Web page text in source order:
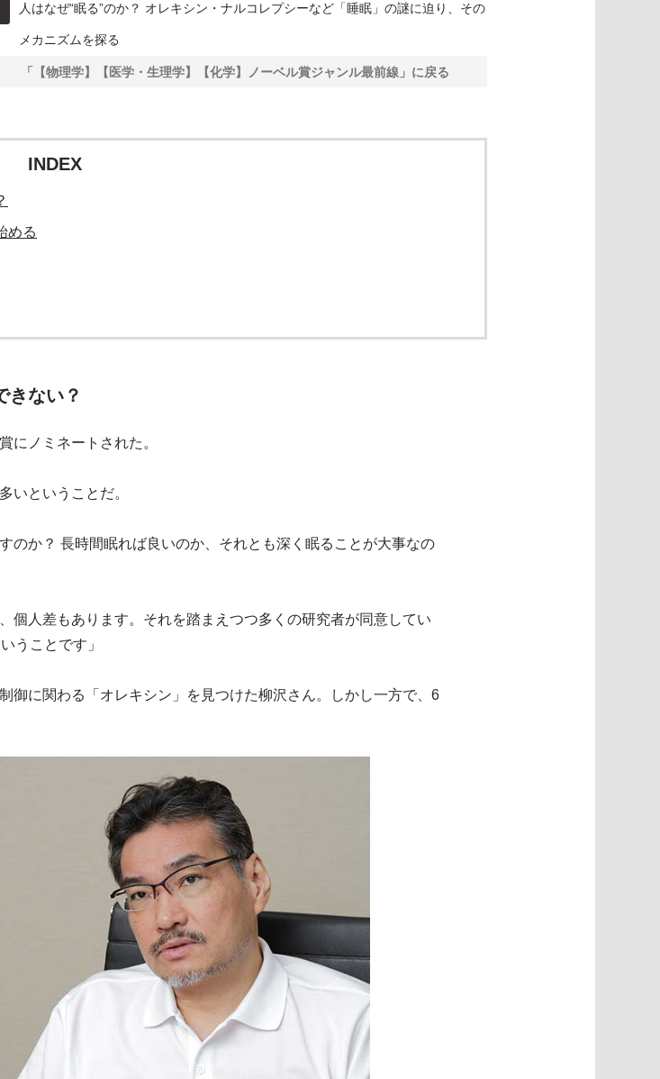
人はなぜ“眠る”のか？ オレキシン・ナルコレプシーなど「睡眠」の謎に迫り、その
メカニズムを探る
「【物理学】【医学・生理学】【化学】ノーベル賞ジャンル最前線」に戻る
INDEX
める
きない？
にノミネートされた。
いということだ。
のか？ 長時間眠れば良いのか、それとも深く眠ることが大事なの
個人差もあります。それを踏まえつつ多くの研究者が同意してい
うことです」
御に関わる「オレキシン」を見つけた柳沢さん。しかし一方で、6